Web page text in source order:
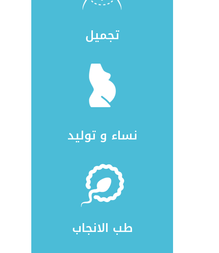
تجميل
نساء و توليد
طب الانجاب